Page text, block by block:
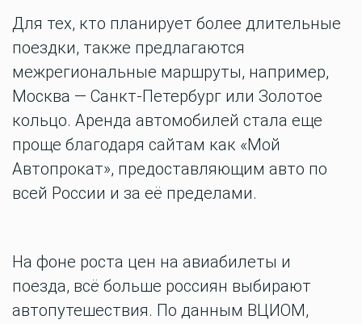
Для тех, кто планирует более длительные
поездки, также предлагаются
межрегиональные маршруты, например,
Москва — Санкт-Петербург или Золотое
кольцо. Аренда автомобилей стала еще
проще благодаря сайтам как «Мой
Автопрокат», предоставляющим авто по
всей России и за её пределами.
На фоне роста цен на авиабилеты и
поезда, всё больше россиян выбирают
автопутешествия. По данным ВЦИОМ,